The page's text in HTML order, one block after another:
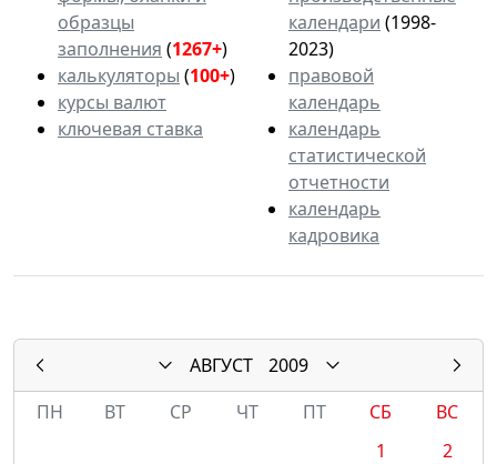
образцы
заполнения (1267+)
калькуляторы (100+)
курсы валют
ключевая ставка
календари (1998-
2023)
правовой
календарь
календарь
статистической
отчетности
календарь
кадровика
АВГУСТ
2009
ПН
ВТ СР ЧТ ПТ СБ
ВС
1
2